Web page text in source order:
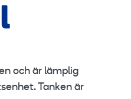
och är lämplig
Tanken är